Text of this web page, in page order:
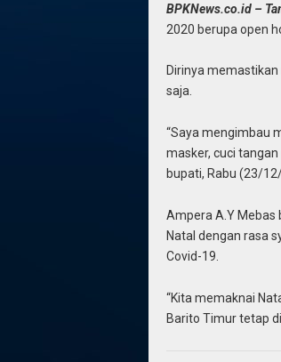
BPKNews.co.id –
2020 berupa open
Dirinya
saja.
“Saya mengimbau
masker, cuci
bupati, Rabu (23/
Ampera A.Y Mebas
Natal dengan rasa
Covid-19.
“Kita memaknai
Barito Timur tetap